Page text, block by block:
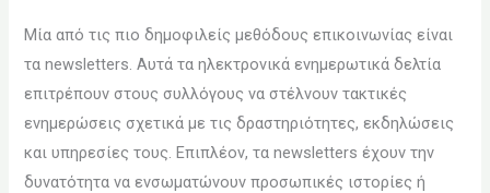
Μία από τις πιο δημοφιλείς μεθόδους επικοινωνίας είναι
τα newsletters. Αυτά τα ηλεκτρονικά ενημερωτικά δελτία
επιτρέπουν στους συλλόγους να στέλνουν τακτικές
ενημερώσεις σχετικά με τις δραστηριότητες, εκδηλώσεις
και υπηρεσίες τους. Επιπλέον, τα newsletters έχουν την
δυνατότητα να ενσωματώνουν προσωπικές ιστορίες ή